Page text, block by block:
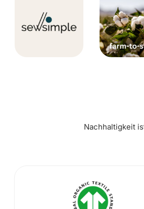
Nachhaltigkeit